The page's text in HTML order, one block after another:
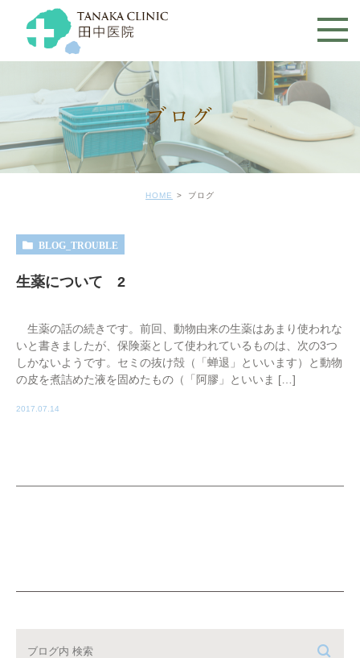
ブログ
HOME ブログ
BLOG_TROUBLE
生薬について 2
生薬の話の続きです。前回、動物由来の生薬はあまり使われな
いと書きましたが、保険薬として使われているものは、次の3つ
しかないようです。セミの抜け殻（「蝉退」といいます）と動物
の皮を煮詰めた液を固めたもの（「阿膠」といいま […]
2017.07.14